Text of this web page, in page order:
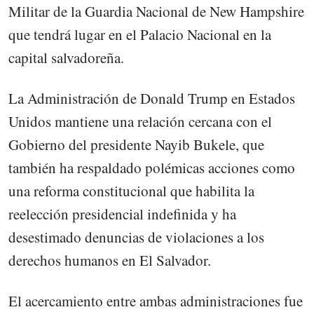
Militar de la Guardia Nacional de New Hampshire
que tendrá lugar en el Palacio Nacional en la
capital salvadoreña.
La Administración de Donald Trump en Estados
Unidos mantiene una relación cercana con el
Gobierno del presidente Nayib Bukele, que
también ha respaldado polémicas acciones como
una reforma constitucional que habilita la
reelección presidencial indefinida y ha
desestimado denuncias de violaciones a los
derechos humanos en El Salvador.
El acercamiento entre ambas administraciones fue